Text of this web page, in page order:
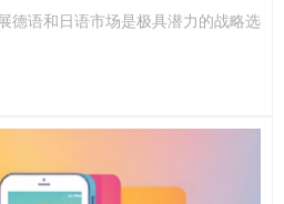
德语和日语市场是极具潜力的战略选